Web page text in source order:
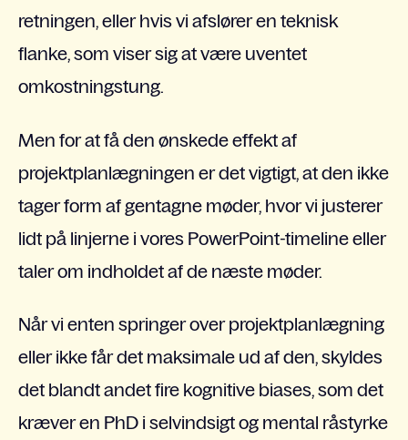
retningen, eller hvis vi afslører en teknisk
flanke, som viser sig at være uventet
omkostningstung.
Men for at få den ønskede effekt af
projektplanlægningen er det vigtigt, at den ikke
tager form af gentagne møder, hvor vi justerer
lidt på linjerne i vores PowerPoint-timeline eller
taler om indholdet af de næste møder.
Når vi enten springer over projektplanlægning
eller ikke får det maksimale ud af den, skyldes
det blandt andet fire kognitive biases, som det
kræver en PhD i selvindsigt og mental råstyrke